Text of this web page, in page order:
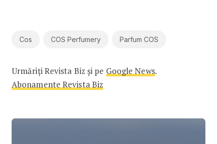
Cos COS Perfumery Parfum COS
Urmăriți Revista Biz și pe Google News.
Abonamente Revista Biz